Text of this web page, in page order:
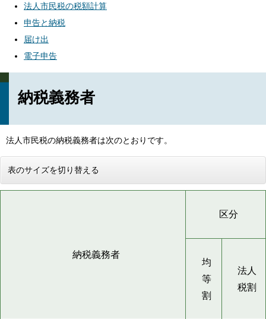
法人市民税の税額計算
申告と納税
届け出
電子申告
納税義務者
法人市民税の納税義務者は次のとおりです。
表のサイズを切り替える
納税義務者
区分
均
等
割
法人
税割